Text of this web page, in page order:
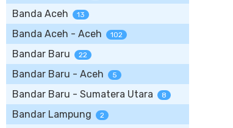
Banda Aceh 13
Banda Aceh - Aceh 102
Bandar Baru 22
Bandar Baru - Aceh 5
Bandar Baru - Sumatera Utara 8
Bandar Lampung 2